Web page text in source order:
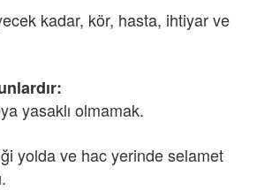
kadar, kör, hasta, ihtiyar ve
yasaklı olmamak.
yolda ve hac yerinde selamet